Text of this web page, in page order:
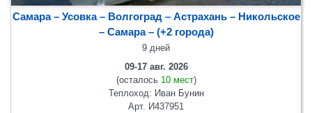
Самара – Усовка – Волгоград – Астрахань – Никольское
– Самара– (+2 города)
9 дней
09-17 авг. 2026
(осталось 10 мест)
Теплоход: Иван Бунин
Арт. И437951